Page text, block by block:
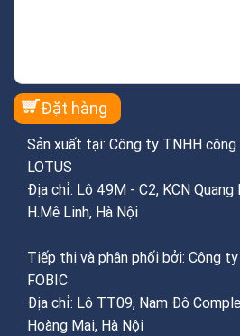
Sản xuất tại: Công ty TNHH
LOTUS
Địa chỉ: Lô 49M - C2, KCN Quang
H.Mê Linh, Hà Nội
Tiếp thị và phân phối bởi: Công
FOBIC
Địa chỉ: Lô TT09, Nam Đô
Hoàng Mai, Hà Nội